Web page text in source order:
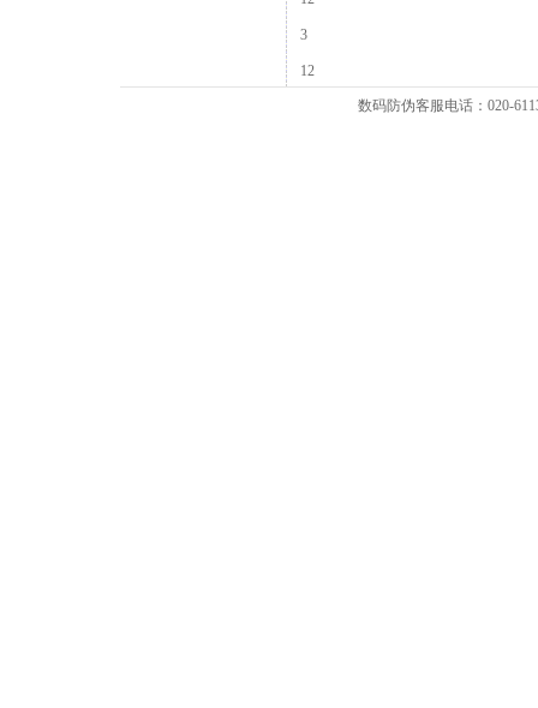
3
12
数码防伪客服电话：020-